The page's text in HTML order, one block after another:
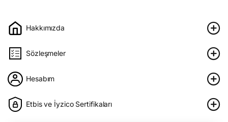
Hakkımızda
Sözleşmeler
Hesabım
Etbis ve İyzico Sertifikaları